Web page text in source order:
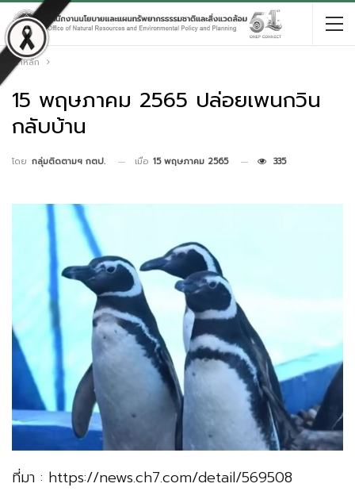
หน้าหลัก
15 พฤษภาคม 2565 ปล่อยเพนกวิน
กลับบ้าน
โดย กลุ่มติดตามฯ กตป. เมื่อ 15 พฤษภาคม 2565 335
ที่มา : https://news.ch7.com/detail/569508